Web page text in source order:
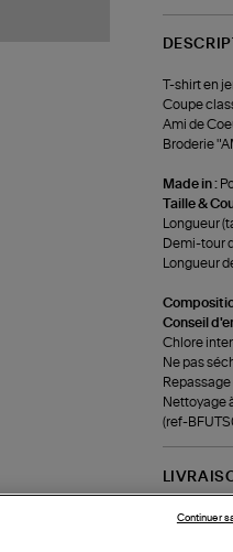
T-shirt en
Coupe
Ami de
Broderie
Made in :
Taille &
Longueur
Demi-tour
Longueur
Conseil
Chlore
Ne pas
Repassage
Nettoyage
(ref-
Continuer